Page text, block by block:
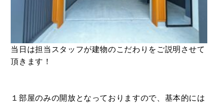
当日は担当スタッフが建物のこだわりをご説明させて
頂きます！
１部屋のみの開放となっておりますので、基本的には